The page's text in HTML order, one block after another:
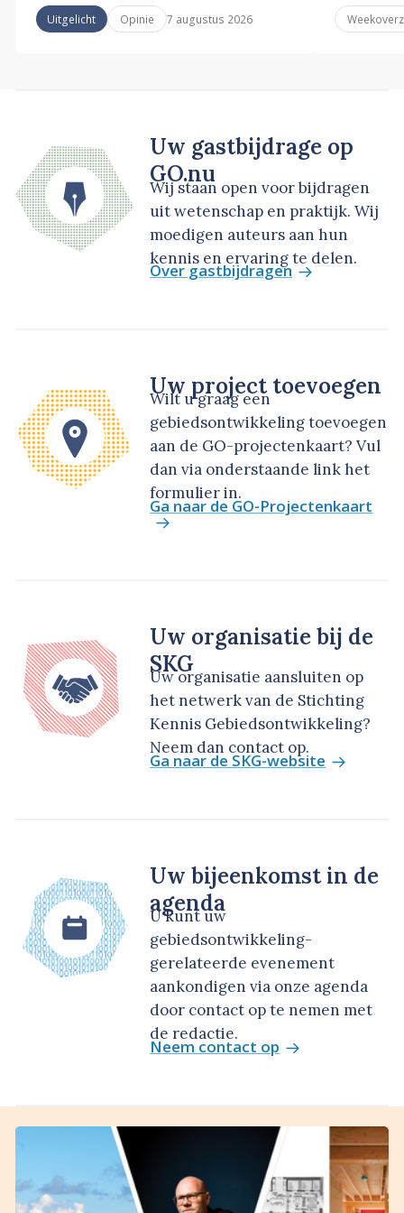
Uitgelicht Opinie 7 augustus 2026
Uw gastbijdrage op
GO.nu
Wij staan open voor bijdragen
uit wetenschap en praktijk. Wij
moedigen auteurs aan hun
kennis en ervaring te delen.
Over gastbijdragen
Uw project toevoegen
Wilt u graag een
gebiedsontwikkeling toevoegen
aan de GO-projectenkaart? Vul
dan via onderstaande link het
formulier in.
Ga naar de GO-Projectenkaart
Uw organisatie bij de
SKG
Uw organisatie aansluiten op
het netwerk van de Stichting
Kennis Gebiedsontwikkeling?
Neem dan contact op.
Ga naar de SKG-website
Uw bijeenkomst in de
agenda
U kunt uw
gebiedsontwikkeling-
gerelateerde evenement
aankondigen via onze agenda
door contact op te nemen met
de redactie.
Neem contact op